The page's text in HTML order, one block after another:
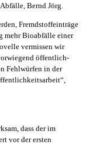
Bernd Jörg.
Fremdstoffeinträge
mehr Bioabfälle einer
vermissen wir
öffentlich-
Fehlwürfen in der
dass der im
vor der ersten